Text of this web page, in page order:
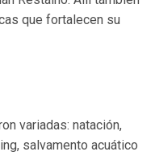
que fortalecen su
variadas: natación,
salvamento acuático